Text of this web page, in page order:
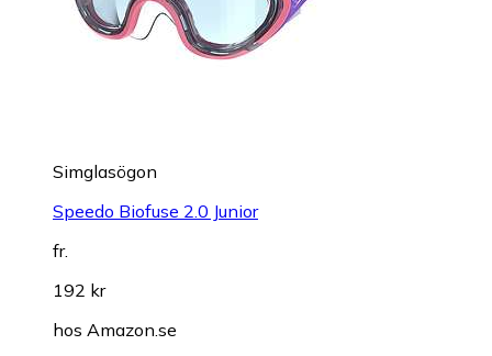
Simglasögon
Speedo Biofuse 2.0 Junior
fr.
192 kr
hos Amazon.se